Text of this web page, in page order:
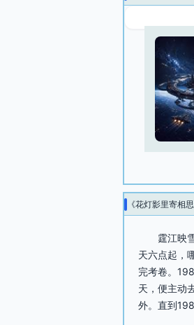
《花灯影里寄相
霆江映
天六点起，
完考卷。
天，便主动
外。直到